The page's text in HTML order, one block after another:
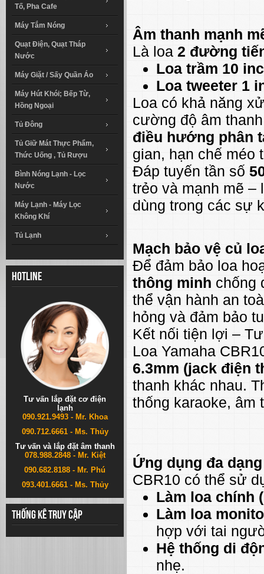
Tố, Pha Cafe
Máy Tắm Nóng
Quạt Điện, Quạt Tháp
Nước
Máy Giặt / Sấy Quần Áo
Máy Hút Khói; Bếp Từ,
Hồng Ngoại
Tủ Đông
Tủ Giữ Mát Thực Phẩm,
Thức Uống , Tủ Rượu
Bình Nóng Lạnh - Lọc
Nước
Máy Lạnh - Máy Lọc
Không Khí
Tủ Lạnh
Hotline
Tư vấn lắp đặt cơ điện
lạnh
090.921.9493 - Mr. Khoa
090.712.6661 - Ms. Thủy
Tư vấn và lắp đặt âm thanh
078.988.2848 - Mr. Kiệt
090.682.8188 - Mr. Phú
093.401.6661 - Ms. Thủy
Thống kê truy cập
Âm thanh mạnh
Là loa 2 đường
Loa trầm 10
Loa tweeter 1
Loa có khả năng
cường độ âm
điều hướng phân
gian, hạn chế méo
Đáp tuyến tần số
trẻo và mạnh mẽ –
dùng trong các sự
Mạch bảo vệ củ
Để đảm bảo loa
thông minh chống
thể vận hành an
hỏng và đảm bảo
Kết nối tiện lợi –
Loa Yamaha
6.3mm (jack điện
thanh khác nhau.
thống karaoke, âm
Ứng dụng đa dạng
CBR10 có thể sử
Làm loa chính
Làm loa
hợp với tai
Hệ thống di
nhẹ.